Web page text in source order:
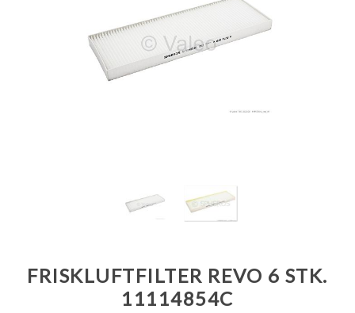
FRISKLUFTFILTER REVO 6 STK.
11114854C